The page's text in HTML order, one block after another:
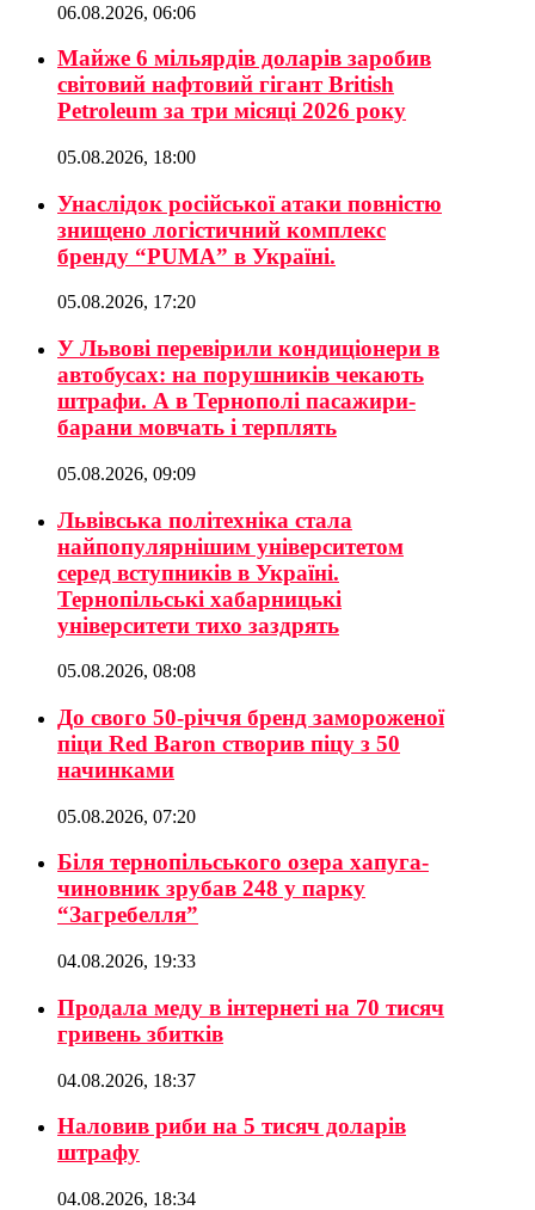
06.08.2026, 06:06
Майже 6 мільярдів доларів заробив
світовий нафтовий гігант British
Petroleum за три місяці 2026 року
05.08.2026, 18:00
Унаслідок російської атаки повністю
знищено логістичний комплекс
бренду “PUMA” в Україні.
05.08.2026, 17:20
У Львові перевірили кондиціонери в
автобусах: на порушників чекають
штрафи. А в Тернополі пасажири-
барани мовчать і терплять
05.08.2026, 09:09
Львівська політехніка стала
найпопулярнішим університетом
серед вступників в Україні.
Тернопільські хабарницькі
університети тихо заздрять
05.08.2026, 08:08
До свого 50-річчя бренд замороженої
піци Red Baron створив піцу з 50
начинками
05.08.2026, 07:20
Біля тернопільського озера хапуга-
чиновник зрубав 248 у парку
“Загребелля”
04.08.2026, 19:33
Продала меду в інтернеті на 70 тисяч
гривень збитків
04.08.2026, 18:37
Наловив риби на 5 тисяч доларів
штрафу
04.08.2026, 18:34